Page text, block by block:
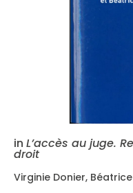
in L’accès au juge.
droit
Virginie Donier,